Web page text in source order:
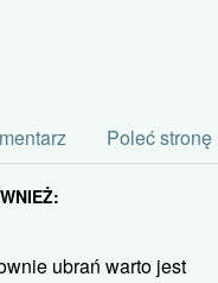
Poleć stronę